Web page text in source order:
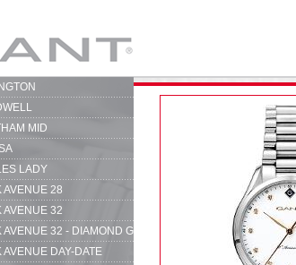
MID
LADY
AVENUE 28
AVENUE 32
AVENUE 32 - DIAMOND G
AVENUE DAY-DATE